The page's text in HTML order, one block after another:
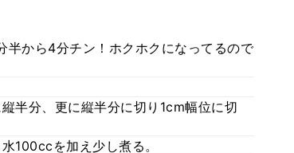
から4分チン！ホクホクになってるので
半分、更に縦半分に切り1cm幅位に切
100ccを加え少し煮る。